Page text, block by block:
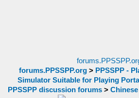
forums.PPSSPP.org> PPSSPP -
Simulator Suitable for Playing
PPSSPP discussion forums>